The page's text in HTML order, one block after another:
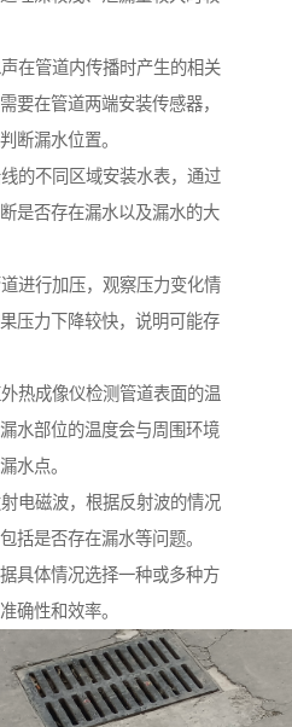
在管道内传播时产生的相关
要在管道两端安装传感器，
断漏水位置。
的不同区域安装水表，通过
是否存在漏水以及漏水的大
进行加压，观察压力变化情
压力下降较快，说明可能存
热成像仪检测管道表面的温
水部位的温度会与周围环境
水点。
电磁波，根据反射波的情况
括是否存在漏水等问题。
具体情况选择一种或多种方
确性和效率。